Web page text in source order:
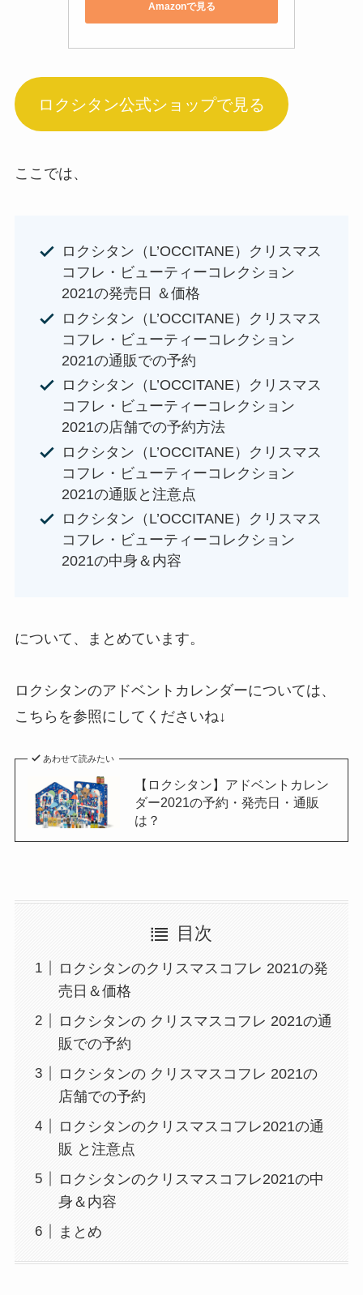
Amazonで見る
ロクシタン公式ショップで見る
ここでは、
ロクシタン（L’OCCITANE）クリスマス
コフレ・ビューティーコレクション
2021の発売日 ＆価格
ロクシタン（L’OCCITANE）クリスマス
コフレ・ビューティーコレクション
2021の通販での予約
ロクシタン（L’OCCITANE）クリスマス
コフレ・ビューティーコレクション
2021の店舗での予約方法
ロクシタン（L’OCCITANE）クリスマス
コフレ・ビューティーコレクション
2021の通販と注意点
ロクシタン（L’OCCITANE）クリスマス
コフレ・ビューティーコレクション
2021の中身＆内容
について、まとめています。
ロクシタンのアドベントカレンダーについては、
こちらを参照にしてくださいね↓
あわせて読みたい
【ロクシタン】アドベントカレン
ダー2021の予約・発売日・通販
は？
目次
ロクシタンのクリスマスコフレ 2021の発
売日＆価格
ロクシタンの クリスマスコフレ 2021の通
販での予約
ロクシタンの クリスマスコフレ 2021の
店舗での予約
ロクシタンのクリスマスコフレ2021の通
販 と注意点
ロクシタンのクリスマスコフレ2021の中
身＆内容
まとめ